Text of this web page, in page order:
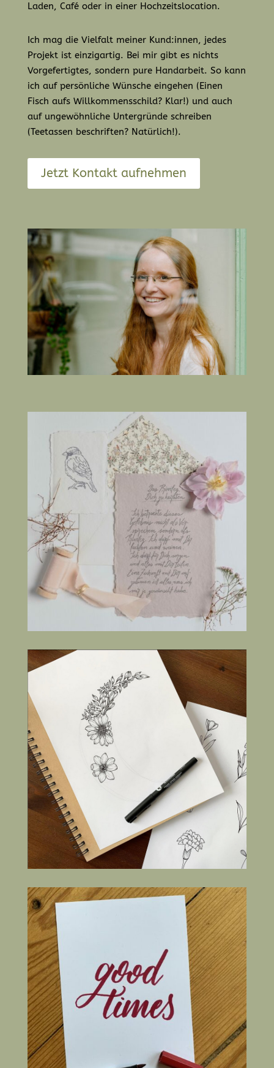
Laden, Café oder in einer Hochzeitslocation.
Ich mag die Vielfalt meiner Kund:innen, jedes
Projekt ist einzigartig. Bei mir gibt es nichts
Vorgefertigtes, sondern pure Handarbeit. So kann
ich auf persönliche Wünsche eingehen (Einen
Fisch aufs Willkommensschild? Klar!) und auch
auf ungewöhnliche Untergründe schreiben
(Teetassen beschriften? Natürlich!).
Jetzt Kontakt aufnehmen